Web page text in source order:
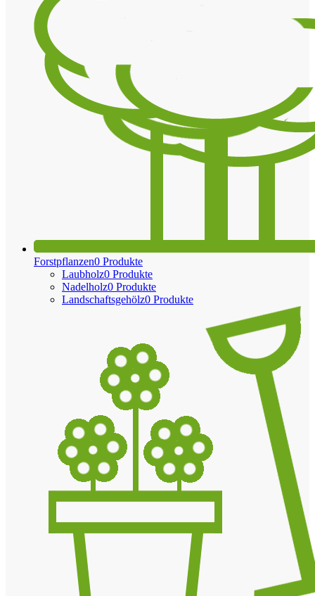
Forstpflanzen0 Produkte
Laubholz0 Produkte
Nadelholz0 Produkte
Landschaftsgehölz0 Produkte